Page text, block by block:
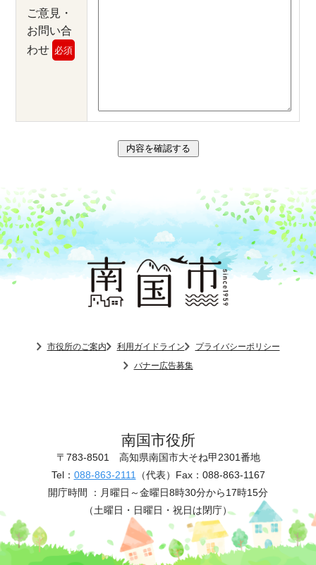
ご意見・
お問い合
わせ 必須
市役所のご案内 利用ガイドライン
プライバシーポリシー
バナー広告募集
南国市役所
〒783-8501 高知県南国市大そね甲2301番地
Tel： 088-863-2111 （代表） Fax：088-863-1167
開庁時間 ： 月曜日～金曜日8時30分から17時15分
（土曜日・日曜日・祝日は閉庁）